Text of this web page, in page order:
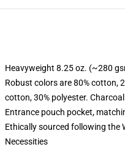
Heavyweight 8.25 oz. (~280
Robust colors are 80% cotton,
cotton, 30% polyester.
Entrance pouch pocket,
Ethically sourced following the
Necessities